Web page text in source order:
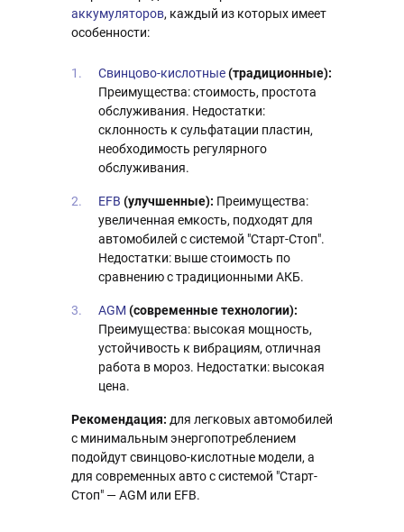
аккумуляторов, каждый из которых имеет
особенности:
Свинцово-кислотные(традиционные):
Преимущества: стоимость, простота
обслуживания. Недостатки:
склонность к сульфатации пластин,
необходимость регулярного
обслуживания.
EFB (улучшенные): Преимущества:
увеличенная емкость, подходят для
автомобилей с системой "Старт-Стоп".
Недостатки: выше стоимость по
сравнению с традиционными АКБ.
AGM (современные технологии):
Преимущества: высокая мощность,
устойчивость к вибрациям, отличная
работа в мороз. Недостатки: высокая
цена.
Рекомендация: для легковых автомобилей
с минимальным энергопотреблением
подойдут свинцово-кислотные модели, а
для современных авто с системой "Старт-
Стоп" — AGM или EFB.